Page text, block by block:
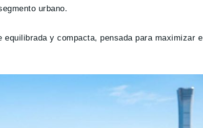
urbano.
y compacta, pensada para maximizar